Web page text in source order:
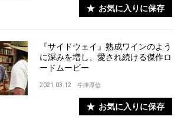
お気に入りに保存
『サイドウェイ』熟成ワインのよう
に深みを増し、愛され続ける傑作ロ
ードムービー
2021.03.12 牛津厚信
お気に入りに保存